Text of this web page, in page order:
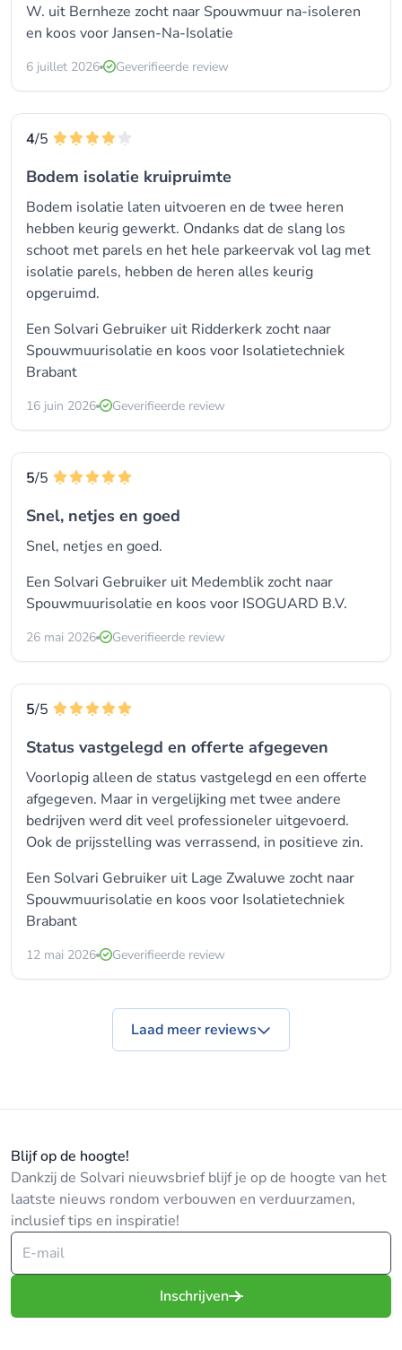
W. uit Bernheze zocht naar Spouwmuur na-isoleren
en koos voorJansen-Na-Isolatie
6 juillet 2026 Geverifieerde review
4/5
Bodem isolatie kruipruimte
Bodem isolatie laten uitvoeren en de twee heren
hebben keurig gewerkt. Ondanks dat de slang los
schoot met parels en het hele parkeervak vol lag met
isolatie parels, hebben de heren alles keurig
opgeruimd.
Een Solvari Gebruiker uit Ridderkerk zocht naar
Spouwmuurisolatie en koos voor Isolatietechniek
Brabant
16 juin 2026 Geverifieerde review
5/5
Snel, netjes en goed
Snel, netjes en goed.
Een Solvari Gebruiker uit Medemblik zocht naar
Spouwmuurisolatie en koos voor ISOGUARD B.V.
26 mai 2026 Geverifieerde review
5/5
Status vastgelegd en offerte afgegeven
Voorlopig alleen de status vastgelegd en een offerte
afgegeven. Maar in vergelijking met twee andere
bedrijven werd dit veel professioneler uitgevoerd.
Ook de prijsstelling was verrassend, in positieve zin.
Een Solvari Gebruiker uit Lage Zwaluwe zocht naar
Spouwmuurisolatie en koos voor Isolatietechniek
Brabant
12 mai 2026 Geverifieerde review
Laad meer reviews
Blijf op de hoogte!
Dankzij de Solvari nieuwsbrief blijf je op de hoogte van het
laatste nieuws rondom verbouwen en verduurzamen,
inclusief tips en inspiratie!
Inschrijven